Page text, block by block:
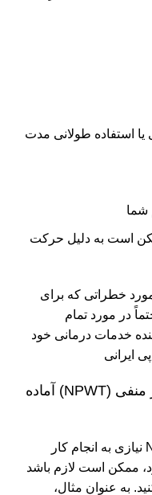
یا استفاده طولانی مدت
شما
است به دلیل حرکت
خطراتی که برای
در مورد تمام
خدمات درمانی خود
ایرانی
چگونه برای درمان زخم با فشار منفی (NPWT) آماده
احتمالاً برای آماده شدن برای NPWT نیازی به انجام کار
ممکن است لازم باشد
به عنوان مثال،